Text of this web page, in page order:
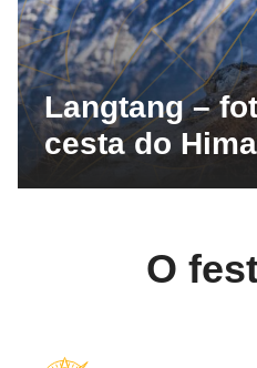
Langtang –
cesta do
O